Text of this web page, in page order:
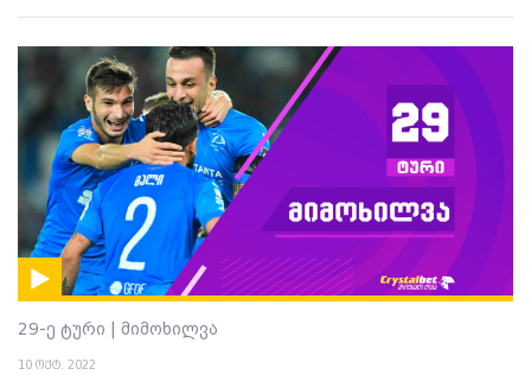
29-ე ტური | მიმოხილვა
10 ოქტ. 2022